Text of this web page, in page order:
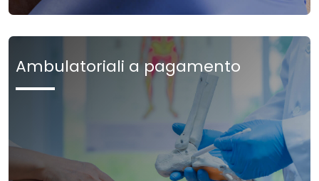
Ambulatoriali a pagamento